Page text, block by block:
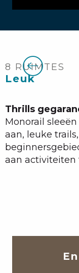
Aan de
8 RUIMTES
Leuk
Thrills
Monorail
aan, leuke
aan activiteiten